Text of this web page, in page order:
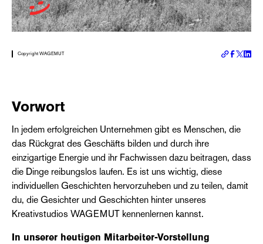
Copyright WAGEMUT
Vorwort
In jedem erfolgreichen Unternehmen gibt es Menschen, die
das Rückgrat des Geschäfts bilden und durch ihre
einzigartige Energie und ihr Fachwissen dazu beitragen, dass
die Dinge reibungslos laufen. Es ist uns wichtig, diese
individuellen Geschichten hervorzuheben und zu teilen, damit
du, die Gesichter und Geschichten hinter unseres
Kreativstudios WAGEMUT kennenlernen kannst.
In unserer heutigen Mitarbeiter-Vorstellung